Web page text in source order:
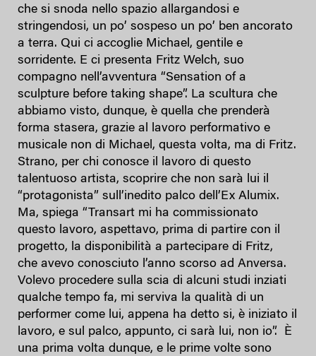
che si snoda nello spazio allargandosi e
stringendosi, un po’ sospeso un po’ ben ancorato
a terra. Qui ci accoglie Michael, gentile e
sorridente. E ci presenta Fritz Welch, suo
compagno nell’avventura “Sensation of a
sculpture before taking shape”. La scultura che
abbiamo visto, dunque, è quella che prenderà
forma stasera, grazie al lavoro performativo e
musicale non di Michael, questa volta, ma di Fritz.
Strano, per chi conosce il lavoro di questo
talentuoso artista, scoprire che non sarà lui il
“protagonista” sull’inedito palco dell’Ex Alumix.
Ma, spiega “Transart mi ha commissionato
questo lavoro, aspettavo, prima di partire con il
progetto, la disponibilità a partecipare di Fritz,
che avevo conosciuto l’anno scorso ad Anversa.
Volevo procedere sulla scia di alcuni studi inziati
qualche tempo fa, mi serviva la qualità di un
performer come lui, appena ha detto si, è iniziato il
lavoro, e sul palco, appunto, ci sarà lui, non io”. È
una prima volta dunque, e le prime volte sono